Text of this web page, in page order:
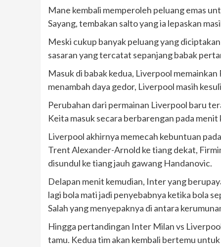
Mane kembali memperoleh peluang emas
Sayang, tembakan salto yang ia lepaskan
Meski cukup banyak peluang yang
sasaran yang tercatat sepanjang babak
Masuk di babak kedua, Liverpool
menambah daya gedor, Liverpool masih
Perubahan dari permainan Liverpool baru
Keita masuk secara berbarengan pada menit
Liverpool akhirnya memecah kebuntuan
Trent Alexander-Arnold ke tiang dekat,
disundul ke tiang jauh gawang Handanovic.
Delapan menit kemudian, Inter yang
lagi bola mati jadi penyebabnya ketika bola
Salah yang menyepaknya di antara
Hingga pertandingan Inter Milan vs
tamu. Kedua tim akan kembali bertemu